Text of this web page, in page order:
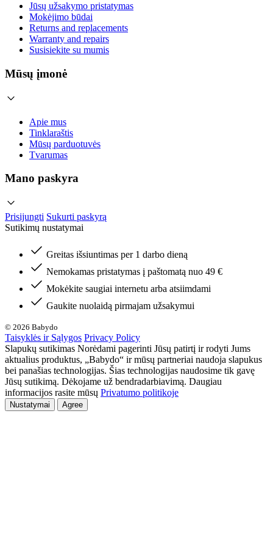
Jūsų užsakymo pristatymas
Mokėjimo būdai
Returns and replacements
Warranty and repairs
Susisiekite su mumis
Mūsų įmonė
Apie mus
Tinklaraštis
Mūsų parduotuvės
Tvarumas
Mano paskyra
Prisijungti Sukurti paskyrą
Sutikimų nustatymai
Greitas išsiuntimas per 1 darbo dieną
Nemokamas pristatymas į paštomatą nuo 49 €
Mokėkite saugiai internetu arba atsiimdami
Gaukite nuolaidą pirmajam užsakymui
© 2026 Babydo
Taisyklės ir Sąlygos Privacy Policy
Slapukų sutikimas Norėdami pagerinti Jūsų patirtį ir rodyti Jums
aktualius produktus, „Babydo“ ir mūsų partneriai naudoja slapukus
bei panašias technologijas. Šias technologijas naudosime tik gavę
Jūsų sutikimą. Dėkojame už bendradarbiavimą. Daugiau
informacijos rasite mūsų Privatumo politikoje
Nustatymai Agree